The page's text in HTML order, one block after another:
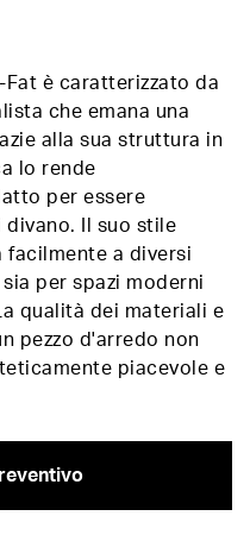
Fat è caratterizzato da
che emana una
alla sua struttura in
lo rende
per essere
Il suo stile
a diversi
per spazi moderni
qualità dei materiali e
pezzo d'arredo non
piacevole e